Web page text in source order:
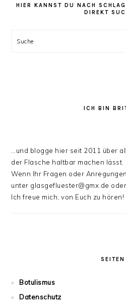
Kategorien
HIER KANNST DU NACH
DIREKT
Suche
ICH BIN
…und blogge hier seit 2011 über
der Flasche haltbar machen lässt.
Wenn Ihr Fragen oder
unter glasgefluester@gmx.de
Ich freue mich, von Euch zu hören!
SEITEN
Botulismus
Datenschutz